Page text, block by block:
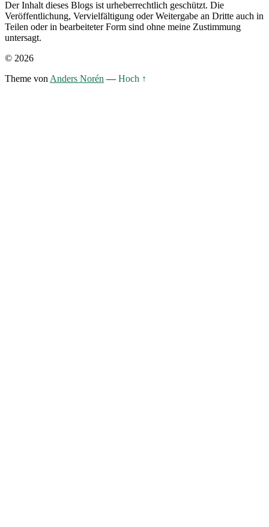
Der Inhalt dieses Blogs ist urheberrechtlich geschützt. Die
Veröffentlichung, Vervielfältigung oder Weitergabe an Dritte auch in
Teilen oder in bearbeiteter Form sind ohne meine Zustimmung
untersagt.
© 2026
Theme von Anders Norén — Hoch ↑